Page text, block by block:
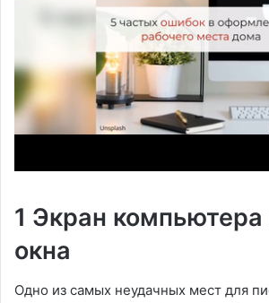
1 Экран компьютера
окна
Одно из самых неудачных мест для